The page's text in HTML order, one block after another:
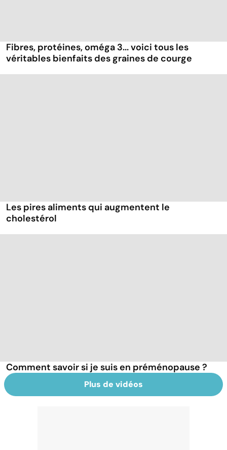
Fibres, protéines, oméga 3... voici tous les
véritables bienfaits des graines de courge
Les pires aliments qui augmentent le
cholestérol
Comment savoir si je suis en préménopause ?
Plus de vidéos